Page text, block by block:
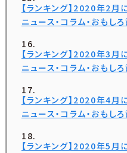
【ランキング】2020年2月
ニュース・コラム・おもし
【ランキング】2020年3月
ニュース・コラム・おもし
【ランキング】2020年4月
ニュース・コラム・おもし
【ランキング】2020年5月